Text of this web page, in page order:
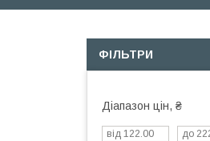
ФІЛЬТРИ
Діапазон цін, ₴